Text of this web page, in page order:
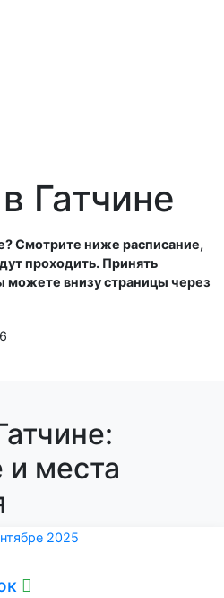
Гатчине
Смотрите ниже расписание,
проходить. Принять
можете внизу страницы через
и места